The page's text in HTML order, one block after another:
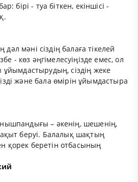
бірі - туа біткен, екіншісі -
мәні сіздің балаға тікелей
- көз әңгімелесуіңізде емес, ол
ұйымдастырудың, сіздің жеке
және бала өмірін ұйымдастыра
– әкенің, шешенің,
беруі. Балалық шақтың
қорек беретін отбасының